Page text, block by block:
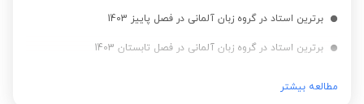
برترین استاد در گروه زبان آلمانی در فصل پاییز 1403
برترین استاد در گروه زبان آلمانی در فصل تابستان 1403
مطالعه بیشتر